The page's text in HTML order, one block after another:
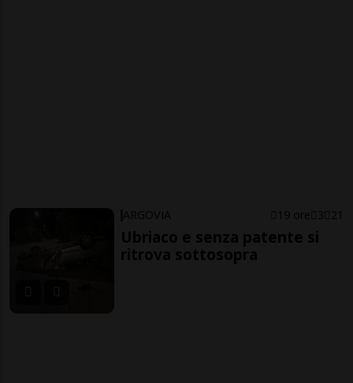
ARGOVIA 19 ore 3 21
Ubriaco e senza patente si
ritrova sottosopra